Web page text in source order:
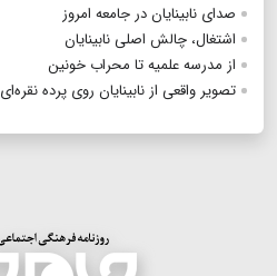
صدای نابینایان در جامعه امروز
اشتغال، چالش اصلی نابینایان
از مدرسه علمیه تا محراب خونین
تصویر واقعی از نابینایان روی پرده نقره‌ای